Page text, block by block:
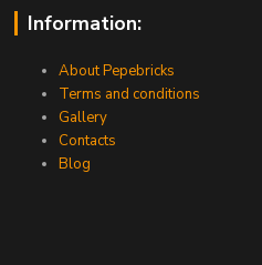
Information:
About Pepebricks
Terms and conditions
Gallery
Contacts
Blog